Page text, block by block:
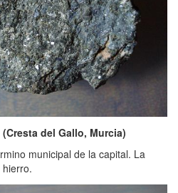
del Gallo, Murcia)
municipal de la capital. La